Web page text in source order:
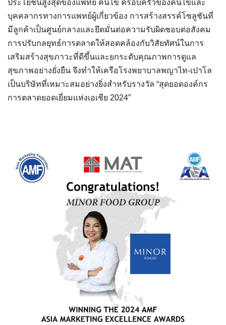
ประโยชน์สูงสุดของแพทย์ คนไข้ ครอบครัวของคนไข้และ
บุคคลากรทางการแพทย์ผู้เกี่ยวข้อง การสร้างสรรค์โซลูชันที่
มีลูกค้าเป็นศูนย์กลางและยึดมั่นต่อความรับผิดชอบต่อสังคม
การปรับกลยุทธ์การตลาดให้สอดคล้องกับวิสัยทัศน์ในการ
เสริมสร้างสุขภาวะที่ดีขึ้นและยกระดับคุณภาพการดูแล
สุขภาพอย่างยั่งยืน จึงทำให้เครือโรงพยาบาลพญาไท-เปาโล
เป็นบริษัทที่เหมาะสมอย่างยิ่งสำหรับรางวัล “สุดยอดองค์กร
การตลาดยอดเยี่ยมแห่งเอเชีย 2024”